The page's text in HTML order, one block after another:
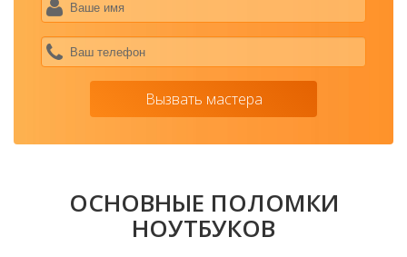
Вызвать мастера
ОСНОВНЫЕ ПОЛОМКИ
НОУТБУКОВ